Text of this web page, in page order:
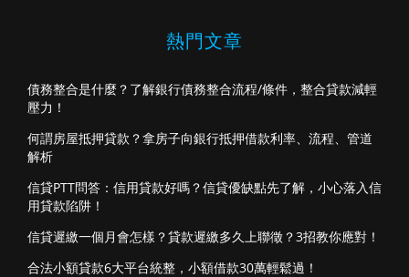
熱門文章
債務整合是什麼？了解銀行債務整合流程/條件，整合貸款減輕
壓力！
何謂房屋抵押貸款？拿房子向銀行抵押借款利率、流程、管道
解析
信貸PTT問答：信用貸款好嗎？信貸優缺點先了解，小心落入信
用貸款陷阱！
信貸遲繳一個月會怎樣？貸款遲繳多久上聯徵？3招教你應對！
合法小額貸款6大平台統整，小額借款30萬輕鬆過！